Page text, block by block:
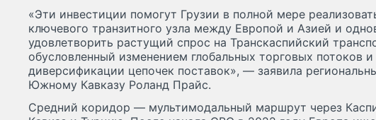
«Эти инвестиции помогут Грузии в полной мере
ключевого транзитного узла между Европой и Азией и
удовлетворить растущий спрос на Транскаспийский
обусловленный изменением глобальных торговых потоков
диверсификации цепочек поставок», — заявила
Южному Кавказу Роланд Прайс.
Средний коридор — мультимодальный маршрут через